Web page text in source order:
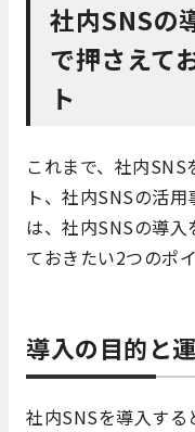
社内SNSの
で押さえて
ト
これまで、社内
ト、社内SNSの活
は、社内SNSの導
ておきたい2つのポ
導入の目的と
社内SNSを導入す